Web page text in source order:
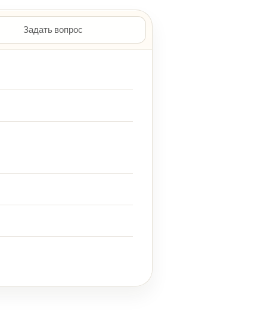
Задать вопрос